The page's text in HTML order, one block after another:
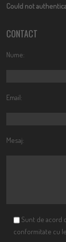
Could not
CONTACT
Nume:
Email:
Mesaj:
Sunt de acord
conformitate cu